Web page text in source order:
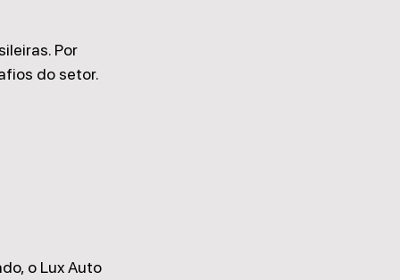
Por
do setor.
o Lux Auto